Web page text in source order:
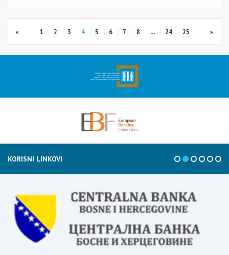
« 1 2 3 4 5 6 7 8 ... 24 25 »
KORISNI LINKOVI